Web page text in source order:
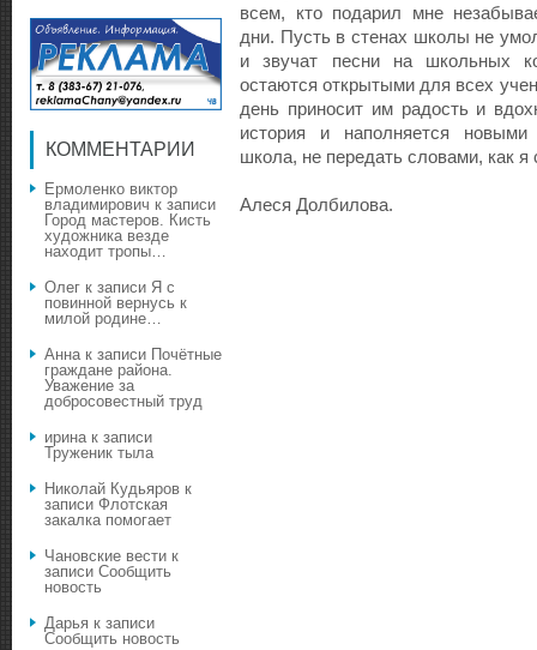
всем, кто подарил мне
дни. Пусть в стенах школы не
и звучат песни на школьных
остаются открытыми для всех
день приносит им радость и
история и наполняется
школа, не передать словами, как
Алеся Долбилова.
КОММЕНТАРИИ
Ермоленко виктор
владимирович к записи
Город мастеров. Кисть
художника везде
находит тропы…
Олег к записи Я с
повинной вернусь к
милой родине…
Аннак записи Почётные
граждане района.
Уважение за
добросовестный труд
иринак записи
Труженик тыла
Николай Кудьяров к
записи Флотская
закалка помогает
Чановские вести к
записи Сообщить
новость
Дарья к записи
Сообщить новость